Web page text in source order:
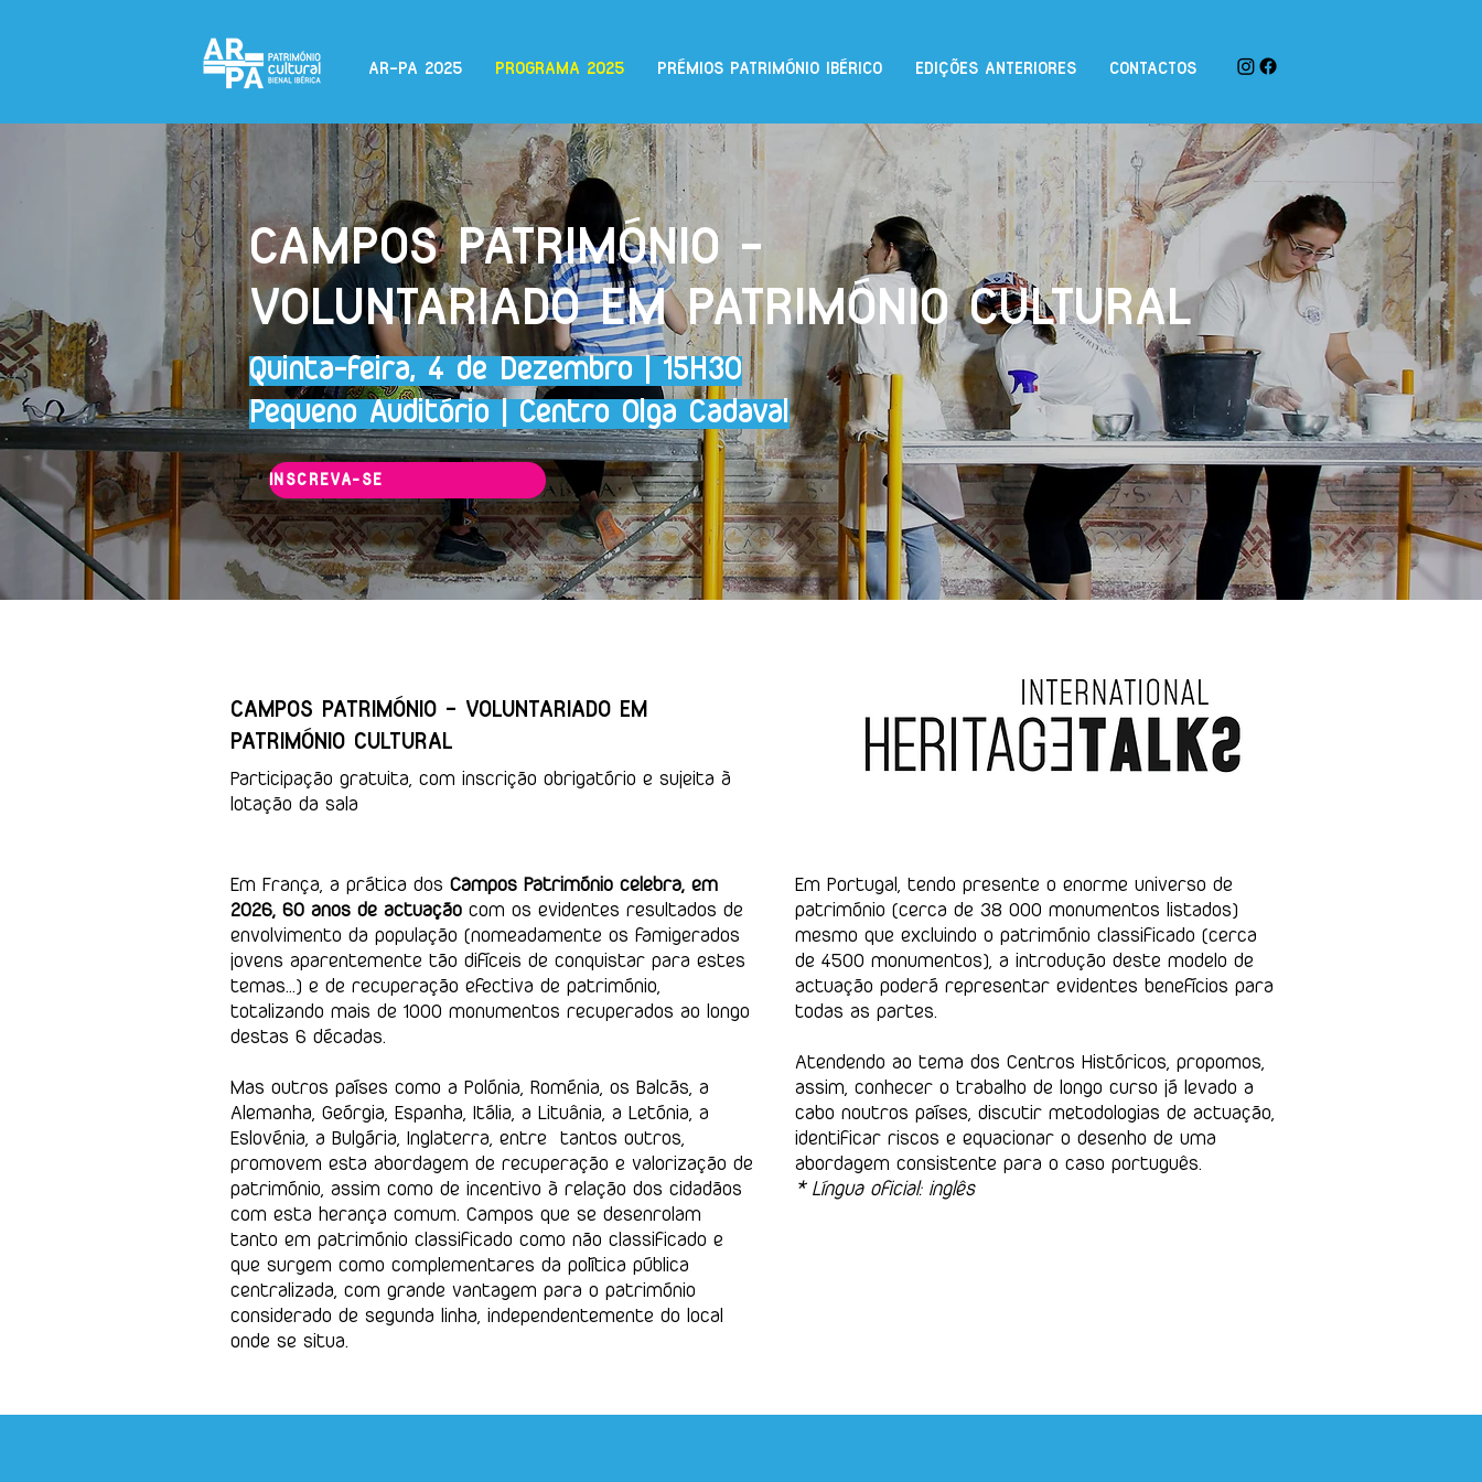
AR-PA 2025 PROGRAMA 2025 PRÉMIOS PATRIMÓNIO IBÉRICO EDIÇÕES ANTERIORES CONTACTOS
CAMPOS PATRIMÓNIO -
VOLUNTARIADO EM PATRIMÓNIO CULTURAL
Quinta-feira, 4 de Dezembro | 15H30
Pequeno Auditório | Centro Olga Cadaval
INSCREVA-SE
CAMPOS PATRIMÓNIO - VOLUNTARIADO EM
PATRIMÓNIO CULTURAL
Participação gratuita, com inscrição obrigatório e sujeita à
lotação da sala
Em França, a prática dos Campos Património celebra, em
2026, 60 anos de actuação com os evidentes resultados de
envolvimento da população (nomeadamente os famigerados
jovens aparentemente tão difíceis de conquistar para estes
temas...) e de recuperação efectiva de património,
totalizando mais de 1000 monumentos recuperados ao longo
destas 6 décadas.
Mas outros países como a Polónia, Roménia, os Balcãs, a
Alemanha, Geórgia, Espanha, Itália, a Lituânia, a Letónia, a
Eslovénia, a Bulgária, Inglaterra, entre tantos outros,
promovem esta abordagem de recuperação e valorização de
património, assim como de incentivo à relação dos cidadãos
com esta herança comum. Campos que se desenrolam
tanto em património classificado como não classificado e
que surgem como complementares da política pública
centralizada, com grande vantagem para o património
considerado de segunda linha, independentemente do local
onde se situa.
Em Portugal, tendo presente o enorme universo de
património (cerca de 38 000 monumentos listados)
mesmo que excluindo o património classificado (cerca
de 4500 monumentos), a introdução deste modelo de
actuação poderá representar evidentes benefícios para
todas as partes.
Atendendo ao tema dos Centros Históricos, propomos,
assim, conhecer o trabalho de longo curso já levado a
cabo noutros países, discutir metodologias de actuação,
identificar riscos e equacionar o desenho de uma
abordagem consistente para o caso português.
* Língua oficial: inglês